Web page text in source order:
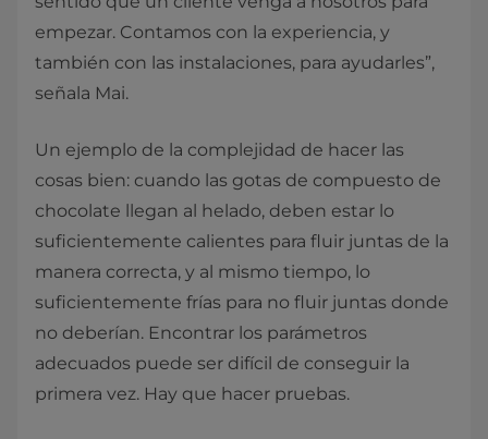
empezar. Contamos con la experiencia, y
también con las instalaciones, para ayudarles”,
señala Mai.
Un ejemplo de la complejidad de hacer las
cosas bien: cuando las gotas de compuesto de
chocolate llegan al helado, deben estar lo
suficientemente calientes para fluir juntas de la
manera correcta, y al mismo tiempo, lo
suficientemente frías para no fluir juntas donde
no deberían. Encontrar los parámetros
adecuados puede ser difícil de conseguir la
primera vez. Hay que hacer pruebas.